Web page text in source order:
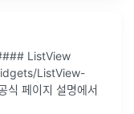
ListView
ListView-
페이지 설명에서